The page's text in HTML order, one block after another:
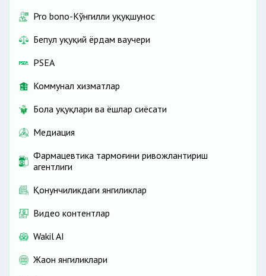
Pro bono-Кўнгилли ҳуқуқшунос
Бепул ҳуқуқий ёрдам ваучери
PSEA
Коммунал хизматлар
Бола ҳуқуқлари ва ёшлар сиёсати
Медиация
Фармацевтика тармоғини ривожлантириш
агентлиги
Қонунчиликдаги янгиликлар
Видео контентлар
Wakil AI
Жаҳон янгиликлари